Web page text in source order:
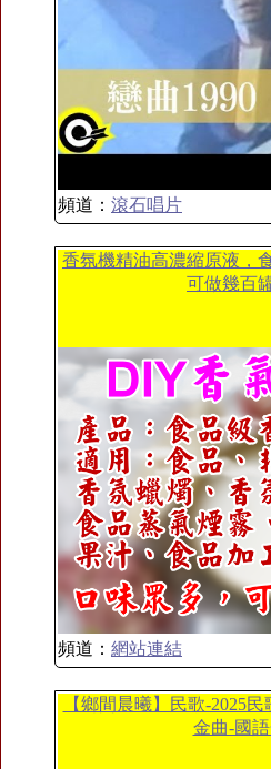
頻道： 滾石唱片
香氛機精油高濃縮原液，
可做幾百
頻道： 網站連結
【鄉間晨曦】民歌-2025
金曲-國